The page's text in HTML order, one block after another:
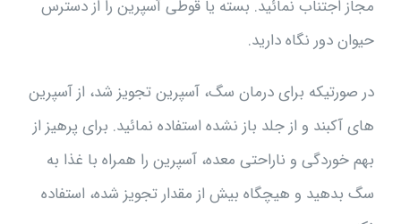
مجاز اجتناب نمائید. بسته یا قوطی آسپرین را از دسترس
حیوان دور نگاه دارید.
در صورتیکه برای درمان سگ، آسپرین تجویز شد، از آسپرین
های آکبند و از جلد باز نشده استفاده نمائید. برای پرهیز از
بهم خوردگی و ناراحتی معده، آسپرین را همراه با غذا به
سگ بدهید و هیچگاه بیش از مقدار تجویز شده، استفاده